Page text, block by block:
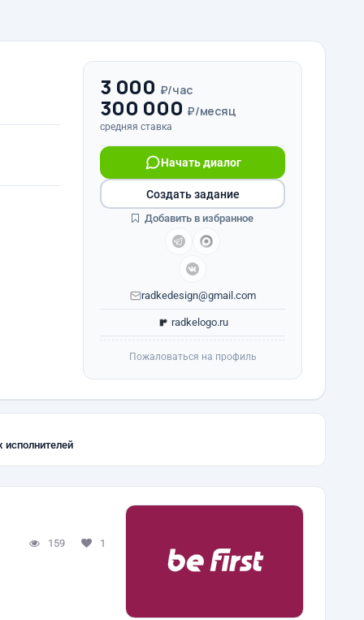
3 000 ₽/час
300 000 ₽/месяц
средняя ставка
Начать диалог
radkedesign@gmail.com
radkelogo.ru
Создать задание
Добавить в избранное
Пожаловаться на профиль
159 1